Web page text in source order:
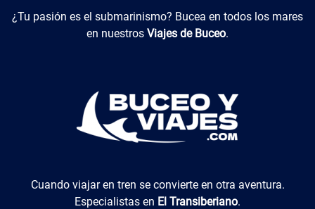
Buceo y Viajes
¿Tu pasión es el submarinismo? Bucea en todos los mares
en nuestros Viajes de Buceo.
El Transiberiano
Cuando viajar en tren se convierte en otra aventura.
Especialistas en El Transiberiano.